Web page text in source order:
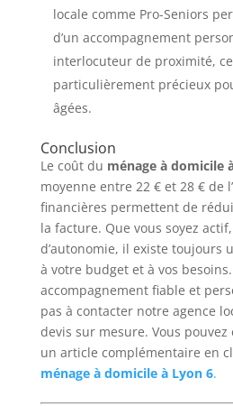
locale comme Pro-Seniors
d’un accompagnement
interlocuteur de proximité,
particulièrement précieux
âgées.
Conclusion
Le coût du ménage à domicile
moyenne entre 22 € et 28 € de
financières permettent de
la facture. Que vous soyez
d’autonomie, il existe toujours
à votre budget et à vos
accompagnement fiable et
pas à contacter notre agence
devis sur mesure. Vous
un article complémentaire en
ménage à domicile à Lyon 6.